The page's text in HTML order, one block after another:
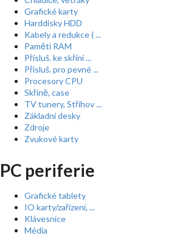
Grafické karty
Harddisky HDD
Kabely a redukce ( ...
Paměti RAM
Přísluš. ke skříní ...
Přísluš. pro pevné ...
Procesory CPU
Skříně, case
TV tunery, Střihov ...
Základní desky
Zdroje
Zvukové karty
PC periferie
Grafické tablety
IO karty/zařízení, ...
Klávesnice
Média